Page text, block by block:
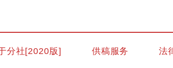
分社[2020版] 供稿服务 法